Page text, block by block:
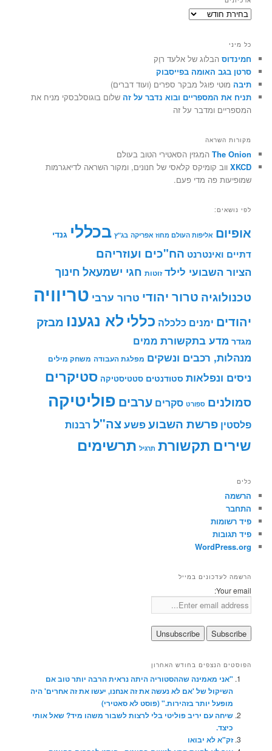
ארכיונים
כל מיני
חמינדוס הבלוג של אלעד רוֶק
סרטן בגב האומה בפייסבוק
תיבה מוטי פוגל מבקר ספרים (ועוד דברים)
תניח את המספריים ובוא נדבר על זה שלום בוגוסלבסקי מניח את
המספריים ומדבר על זה
מקורות השראה
The Onion המגזין הסאטירי הטוב בעולם
XKCD ווב קומיקס קלאסי של חנונים, ומקור השראה לדיאגרמות
שמופיעות פה מדי פעם.
לפי נושאים:
אופיום אליפות העולם מחוז אפריקה בג"ץ בכללי גנדי
דתיים ואינטרנט הח"כים ועוזריהם
הציור השבועי לילד זוטות חגי ישמעאל חינוך
טכנולוגיה טרור יהודי טרור ערבי טריוויה
יהודים ימנים כלכלה כללי לא נגענו מבזק
מגדר מדע בתקשורת ממים
מנהלות, רכבים ונשקים מפלגת העבודה משחק מילים
ניסים ונפלאות סטודנטים סטטיסטיקה סטיקרים
סמולנים ספורט סקרים ערבים פוליטיקה
פלסטין פרשת השבועפשעצה"ל רבנות
שירים תקשורת תרגיל תרשימים
כלים
הרשמה
התחבר
פיד רשומות
פיד תגובות
WordPress.org
הרשמה לעדכונים במייל
Your email:
הפוסטים הנצפים בחודש האחרון
"אני מאמינה שההסטוריה היתה נראית הרבה יותר טוב אם
השיקול של 'אם לא נעשה את זה אנחנו, יעשו את זה אחרים' היה
מופעל יותר בזהירות." (פוסט לא סאטירי)
שיחה עם יריב פוליטי בלי לרצות לשבור משהו מיד? שאל אותי
כיצד.
זק"א לא יבואו